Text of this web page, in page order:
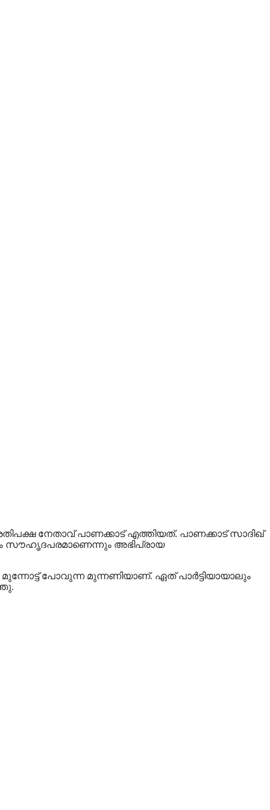
നേതാവ് പാണക്കാട് എത്തിയത്. പാണക്കാട് സാദിഖ്
സൗഹൃദപരമാണെന്നും അഭിപ്രായ
പോവുന്ന മുന്നണിയാണ്. ഏത് പാര്‍ട്ടിയായാലും